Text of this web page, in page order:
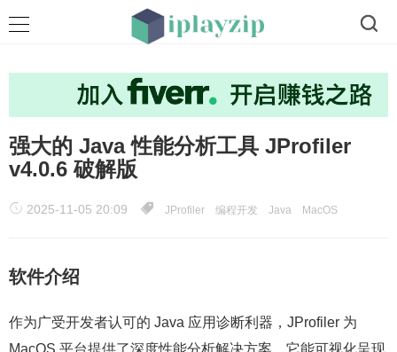
强大的 Java 性能分析工具 JProfiler
v4.0.6 破解版
2025-11-05 20:09 JProfiler 编程开发 Java MacOS
软件介绍
作为广受开发者认可的 Java 应用诊断利器，JProfiler 为
MacOS 平台提供了深度性能分析解决方案。它能可视化呈现